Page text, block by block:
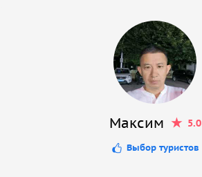
Максим 5.0
Выбор туристов